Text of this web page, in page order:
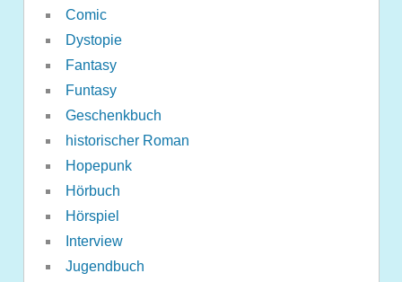
Comic
Dystopie
Fantasy
Funtasy
Geschenkbuch
historischer Roman
Hopepunk
Hörbuch
Hörspiel
Interview
Jugendbuch